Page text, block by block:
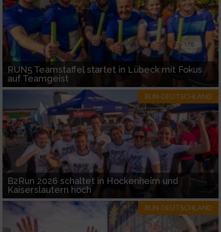
RUN5 Teamstaffel startet in Lübeck mit Fokus
auf Teamgeist
RUN-DEUTSCHLAND
B2Run 2026 schaltet in Hockenheim und
Kaiserslautern hoch
RUN-DEUTSCHLAND